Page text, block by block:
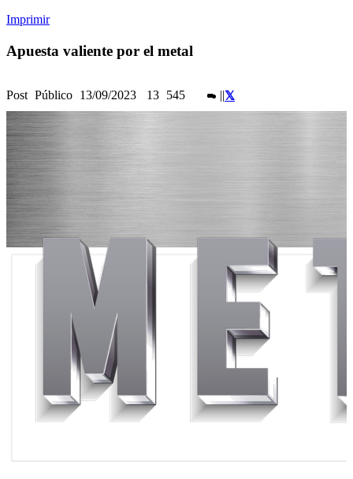
Imprimir
Apuesta valiente por el metal
Post Público 13/09/2023 13 545 ||